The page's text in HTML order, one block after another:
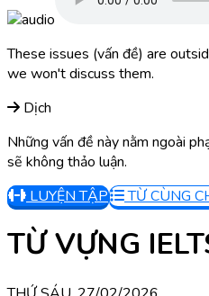
These issues (vấn đề) are
we won't discuss them.
Dịch
Những vấn đề này nằm ngoài
sẽ không thảo luận.
LUYỆN TẬP
TỪ CÙNG
TỪ VỰNG